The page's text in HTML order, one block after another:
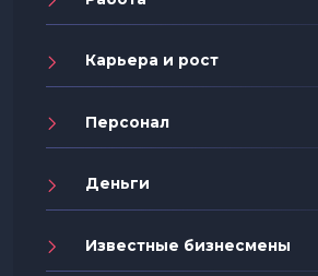
Карьера и рост
Персонал
Деньги
Известные бизнесмены